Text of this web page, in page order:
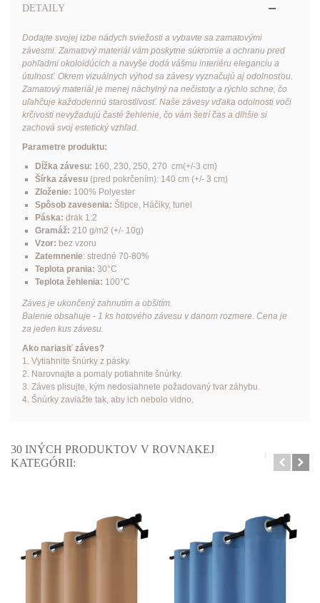
DETAILY
Dodajte svojej izbe nádych sviežosti a vybavte sa zamatovými
závesmi. Zamatový materiál vám poskytne súkromie a ochranu pred
pohľadmi okoloidúcich a navyše dodá vášmu interiéru eleganciu a
útulnosť. Okrem vizuálnych výhod sa závesy vyznačujú aj odolnosťou.
Zamatový materiál je menej náchylný na nečistoty a rýchlo schne, čo
uľahčuje každodennú starostlivosť. Naše závesy vďaka odolnosti voči
krčivosti nevyžadujú časté žehlenie, čo vám šetrí čas a dlhšie si
zachová svoj estetický vzhľad.
Parametre produktu:
Dĺžka závesu: 160, 230, 250, 270 cm(+/-3 cm)
Šírka závesu(pred pokrčením): 140 cm (+/- 3 cm)
Zloženie: 100% Polyester
Spôsob zavesenia: Štipce, Háčiky, tunel
Páska: drak 1:2
Gramáž: 210 g/m2 (+/- 10g)
Vzor: bez vzoru
Zatemnenie: stredné 70-80%
Teplota prania: 30°C
Teplota žehlenia: 100°C
Záves je ukončený zahnutím a obšitím.
Balenie obsahuje - 1 ks hotového závesu v danom rozmere. Cena je
za jeden kus závesu.
Ako nariasiť záves?
1. Vytiahnite šnúrky z pásky.
2. Narovnajte a pomaly potiahnite šnúrky.
3. Záves plisujte, kým nedosiahnete požadovaný tvar záhybu.
4. Šnúrky zaviažte tak, aby ich nebolo vidno.
30 INÝCH PRODUKTOV V ROVNAKEJ
KATEGÓRII: